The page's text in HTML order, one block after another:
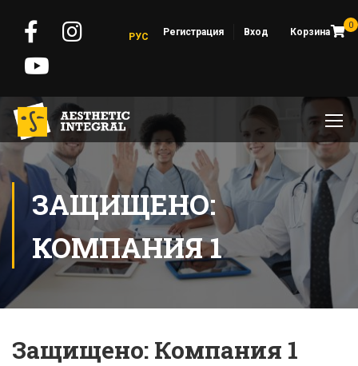
0
Регистрация Вход Корзина
РУС
ЗАЩИЩЕНО:
КОМПАНИЯ 1
Защищено: Компания 1